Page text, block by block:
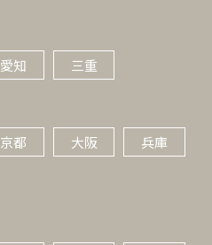
愛知 三重
京都 大阪 兵庫